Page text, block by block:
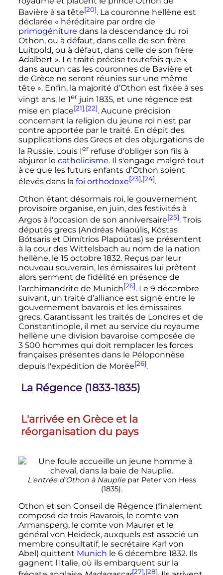
Bavière à sa tête[20]. La couronne hellène est
déclarée « héréditaire par ordre de
primogéniture dans la descendance du roi
Othon, ou à défaut, dans celle de son frère
Luitpold, ou à défaut, dans celle de son frère
Adalbert ». Le traité précise toutefois que «
dans aucun cas les couronnes de Bavière et
de Grèce ne seront réunies sur une même
tête ». Enfin, la majorité d’Othon est fixée à ses
vingt ans, le 1er juin 1835, et une régence est
mise en place[21],[22]. Aucune précision
concernant la religion du jeune roi n'est par
contre apportée par le traité. En dépit des
supplications des Grecs et des objurgations de
la Russie, Louis Ierrefuse d'obliger son fils à
abjurer le catholicisme. Il s'engage malgré tout
à ce que les futurs enfants d'Othon soient
élevés dans la foi orthodoxe[23],[24].
Othon étant désormais roi, le gouvernement
provisoire organise, en juin, des festivités à
Argos à l'occasion de son anniversaire[25]. Trois
députés grecs (Andréas Miaoúlis, Kóstas
Bótsaris et Dimítrios Plapoútas) se présentent
à la cour des Wittelsbach au nom de la nation
hellène, le 15 octobre 1832. Reçus par leur
nouveau souverain, les émissaires lui prêtent
alors serment de fidélité en présence de
l’archimandrite de Munich[26]. Le 9 décembre
suivant, un traité d’alliance est signé entre le
gouvernement bavarois et les émissaires
grecs. Garantissant les traités de Londres et de
Constantinople, il met au service du royaume
hellène une division bavaroise composée de
3 500 hommesqui doit remplacer les forces
françaises présentes dans le Péloponnèse
depuis l'expédition de Morée[26].
La Régence (1833-1835)
L'arrivée en Grèce et la
réorganisation du pays
L'entrée d'Othon à Naupliepar Peter von Hess
(1835).
Othon et son Conseil de Régence (finalement
composé de trois Bavarois, le comte von
Armansperg, le comte von Maurer et le
général von Heideck, auxquels est associé un
membre consultatif, le secrétaire Karl von
Abel) quittent Munich le 6 décembre 1832. Ils
gagnent l'Italie, où ils embarquent sur la
[27],[28]